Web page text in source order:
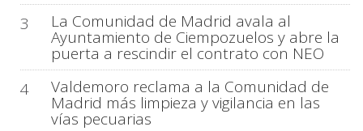
3
La Comunidad de Madrid avala al
Ayuntamiento de Ciempozuelos y abre la
puerta a rescindir el contrato con NEO
4
Valdemoro reclama a la Comunidad de
Madrid más limpieza y vigilancia en las
vías pecuarias